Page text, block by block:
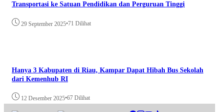
Transportasi ke Satuan Pendidikan dan Perguruan Tinggi
29 September 2025•71 Dilihat
Hanya 3 Kabupaten di Riau, Kampar Dapat Hibah Bus Sekolah
dari Kemenhub RI
12 Desember 2025•67 Dilihat